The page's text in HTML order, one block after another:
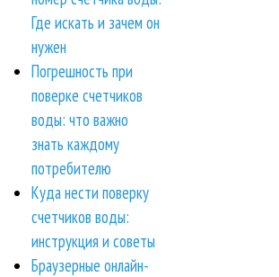
Где искать и зачем он
нужен
Погрешность при
поверке счетчиков
воды: что важно
знать каждому
потребителю
Куда нести поверку
счетчиков воды:
инструкция и советы
Браузерные онлайн-